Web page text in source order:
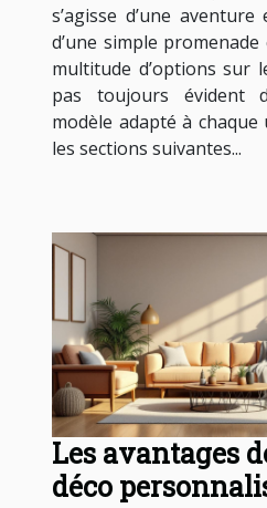
s’agisse d’une
d’une simple promenade
multitude d’options sur
pas toujours évident
modèle adapté à chaque
les sections suivantes...
Les avantages
déco